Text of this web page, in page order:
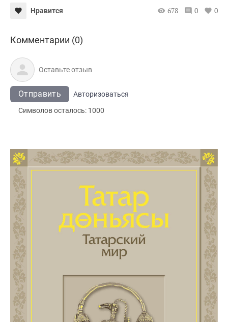
Нравится 678 0 0
Комментарии (0)
Отправить
Авторизоваться
Символов осталось: 1000